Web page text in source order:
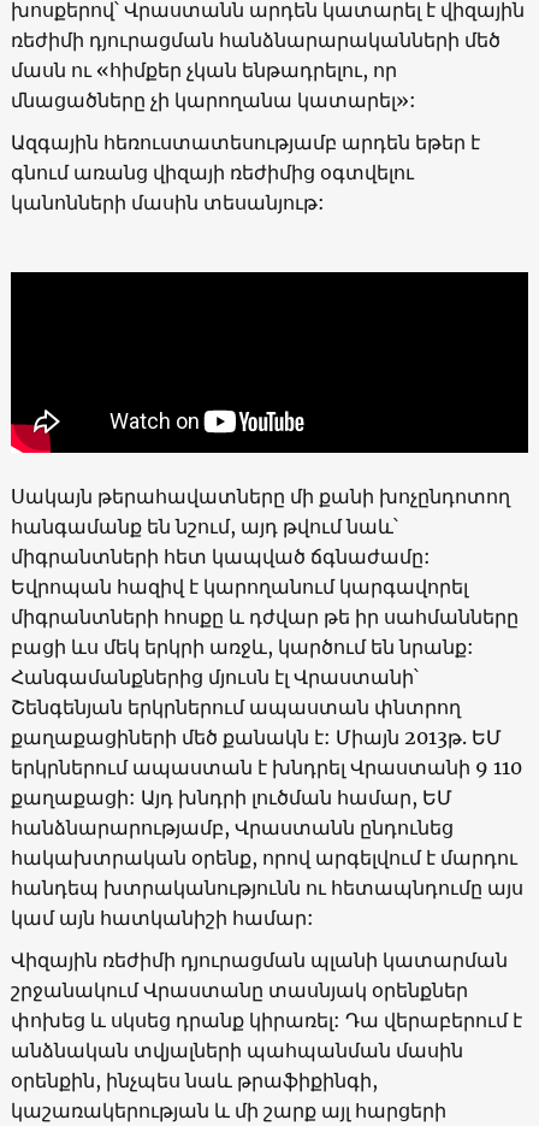
խոսքերով՝ Վրաստանն արդեն կատարել է վիզային
ռեժիմի դյուրացման հանձնարարականների մեծ
մասն ու «հիմքեր չկան ենթադրելու, որ
մնացածները չի կարողանա կատարել»:
Ազգային հեռուստատեսությամբ արդեն եթեր է
գնում առանց վիզայի ռեժիմից օգտվելու
կանոնների մասին տեսանյութ:
Սակայն թերահավատները մի քանի խոչընդոտող
հանգամանք են նշում, այդ թվում նաև՝
միգրանտների հետ կապված ճգնաժամը:
Եվրոպան հազիվ է կարողանում կարգավորել
միգրանտների հոսքը և դժվար թե իր սահմանները
բացի ևս մեկ երկրի առջև, կարծում են նրանք:
Հանգամանքներից մյուսն էլ Վրաստանի՝
Շենգենյան երկրներում ապաստան փնտրող
քաղաքացիների մեծ քանակն է: Միայն 2013թ. ԵՄ
երկրներում ապաստան է խնդրել Վրաստանի 9 110
քաղաքացի: Այդ խնդրի լուծման համար, ԵՄ
հանձնարարությամբ, Վրաստանն ընդունեց
հակախտրական օրենք, որով արգելվում է մարդու
հանդեպ խտրականությունն ու հետապնդումը այս
կամ այն հատկանիշի համար:
Վիզային ռեժիմի դյուրացման պլանի կատարման
շրջանակում Վրաստանը տասնյակ օրենքներ
փոխեց և սկսեց դրանք կիրառել: Դա վերաբերում է
անձնական տվյալների պահպանման մասին
օրենքին, ինչպես նաև թրաֆիքինգի,
կաշառակերության և մի շարք այլ հարցերի